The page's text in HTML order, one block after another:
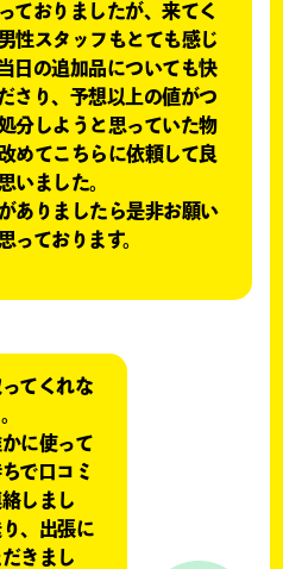
ておりましたが、来てく
性スタッフもとても感じ
日の追加品についても快
さり、予想以上の値がつ
分しようと思っていた物
めてこちらに依頼して良
いました。
ありましたら是非お願い
っております。
てくれな
に使って
で口コミ
しまし
、出張に
きまし